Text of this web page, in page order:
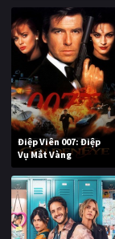
Điệp Viên 007: Điệp
Vụ Mắt Vàng